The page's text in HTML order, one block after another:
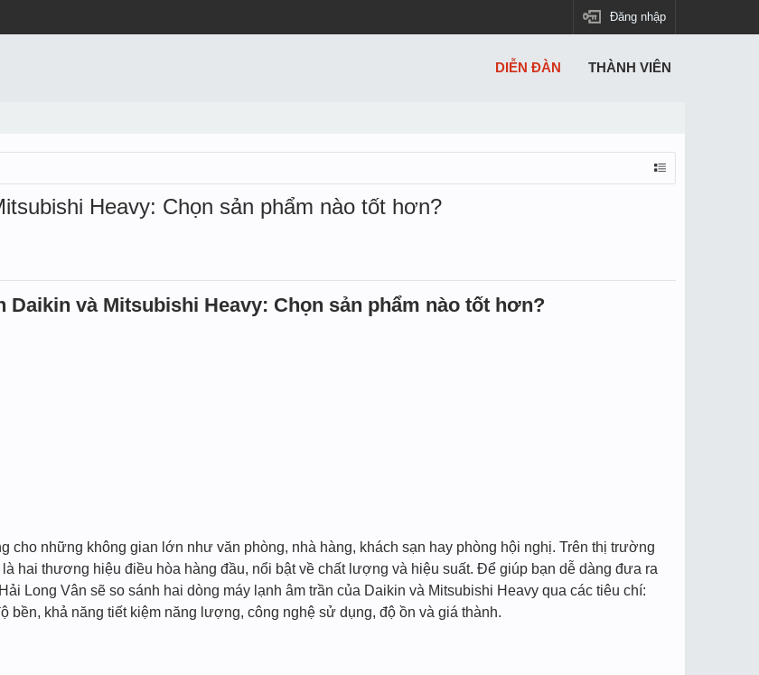
Đăng nhập
Heavy: Chọn sản phẩm nào tốt hơn?
Daikin và Mitsubishi Heavy: Chọn sản phẩm nào tốt hơn?
cho những không gian lớn như văn phòng, nhà hàng, khách sạn hay phòng hội nghị. Trên thị trường
hai thương hiệu điều hòa hàng đầu, nổi bật về chất lượng và hiệu suất. Để giúp bạn dễ dàng đưa ra
Long Vân sẽ so sánh hai dòng máy lạnh âm trần của Daikin và Mitsubishi Heavy qua các tiêu chí:
bền, khả năng tiết kiệm năng lượng, công nghệ sử dụng, độ ồn và giá thành.
DIỄN ĐÀN THÀNH VIÊN